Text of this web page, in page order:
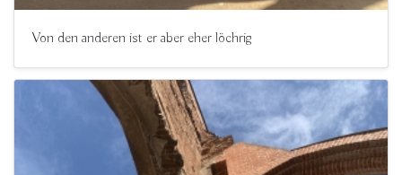
Von den anderen ist er aber eher löchrig